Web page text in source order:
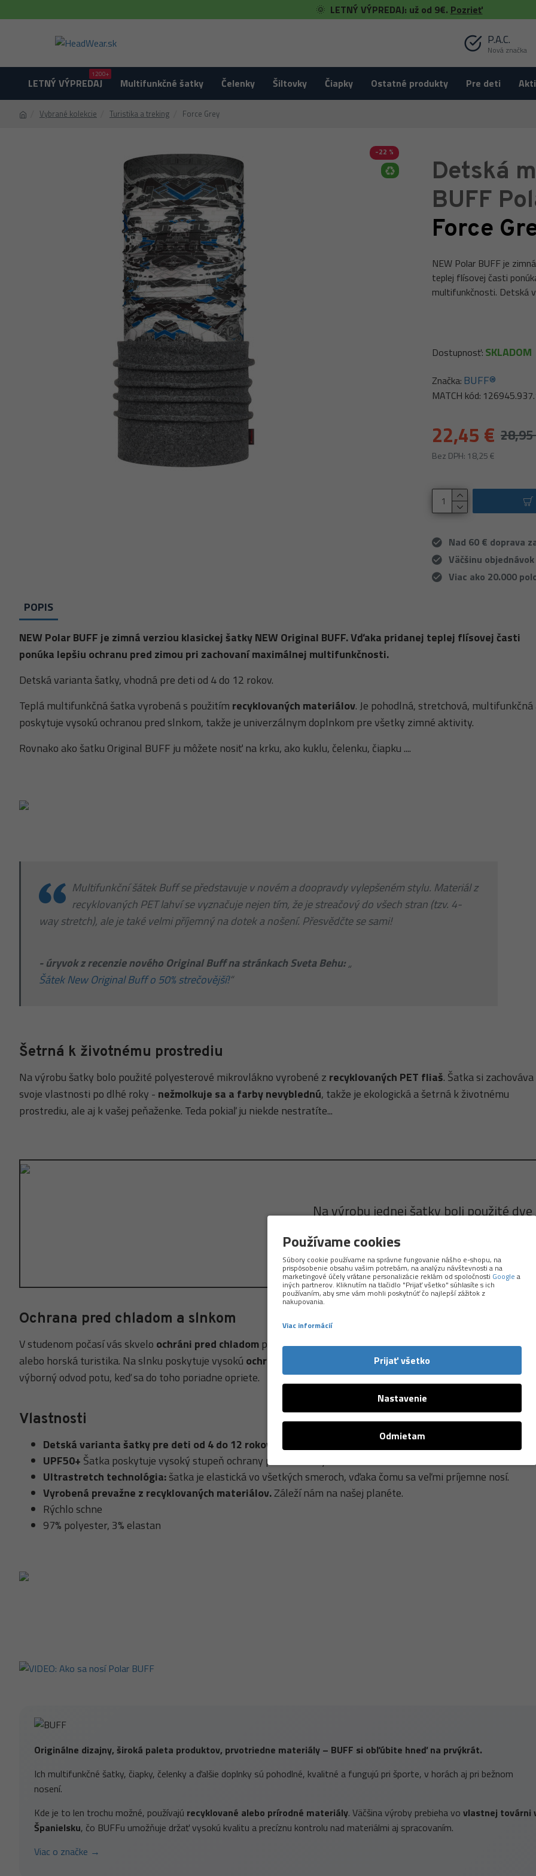
🌞 LETNÝ VÝPREDAJ: už od 9€. Pozrieť
P.A.C.
Nová značka
LETNÝ VÝPREDAJ
1200+
Multifunkčné šatky Čelenky Šiltovky Čiapky Ostatné produkty Pre deti
Vybrané kolekcie Turistika a treking Force Grey
-22 %
Detská
BUFF
Force
NEW Polar BUFF je
teplej flísovej časti
multifunkčnosti. Detská
22,45 €
Bez DPH: 18,25 €
Dostupnosť: SKLADOM
Značka: BUFF®
MATCH kód:
Nad 60 € doprava
Väčšinu
Viac ako 20.000
Originálne dizajny, široká paleta produktov, prvotriedne materiály – BUFF si obľúbite hneď na prvýkrát.
Ich multifunkčné šatky, čiapky, čelenky a ďalšie doplnky sú pohodlné, kvalitné a fungujú pri športe, v horách aj pri bežnom
nosení.
Kde je to len trochu možné, používajú recyklované alebo prírodné materiály. Väčšina výroby prebieha vo vlastnej továrni
Španielsku, čo BUFFu umožňuje držať vysokú kvalitu a precíznu kontrolu nad materiálmi aj spracovaním.
Viac o značke →
POPIS
NEW Polar BUFF je zimná verziou klasickej šatky NEW Original BUFF. Vďaka pridanej teplej flísovej časti
ponúka lepšiu ochranu pred zimou pri zachovaní maximálnej multifunkčnosti.
Detská varianta šatky, vhodná pre deti od 4 do 12 rokov.
Teplá multifunkčná šatka vyrobená s použitím recyklovaných materiálov. Je pohodlná, stretchová, multifunkčná
poskytuje vysokú ochranou pred slnkom, takže je univerzálnym doplnkom pre všetky zimné aktivity.
Rovnako ako šatku Original BUFF ju môžete nosiť na krku, ako kuklu, čelenku, čiapku ....
Multifunkční šátek Buff se představuje v novém a doopravdy vylepšeném stylu. Materiál z
recyklovaných PET lahví se vyznačuje nejen tím, že je streačový do všech stran (tzv. 4-
way stretch), ale je také velmi příjemný na dotek a nošení. Přesvědčte se sami!
- úryvok z recenzie nového Original Buff na stránkach Sveta Behu:„
Šátek New Original Buff o 50% strečovější!“
Šetrná k životnému prostrediu
Na výrobu šatky bolo použité polyesterové mikrovlákno vyrobené z recyklovaných PET fliaš. Šatka si zachováva
svoje vlastnosti po dlhé roky - nežmolkuje sa a farby nevyblednú, takže je ekologická a šetrná k životnému
prostrediu, ale aj k vašej peňaženke. Teda pokiaľ ju niekde nestratíte...
Na výrobu jednej šatky boli použité dve
Ochrana pred chladom a slnkom
V studenom počasí vás skvelo ochráni pred chladompočas intenzívnych aktivít ako je beh, bike, skialpinizmus,
alebo horská turistika. Na slnku poskytuje vysokú ochranu pred škodlivým UV žiarením(UPF 50+) a postará sa o
výborný odvod potu, keď sa do toho poriadne opriete.
Vlastnosti
Detská varianta šatky pre deti od 4 do 12 rokov.
UPF50+ Šatka poskytuje vysoký stupeň ochrany pred škodlivým UV žiarením.
Ultrastretch technológia:šatka je elastická vo všetkých smeroch, vďaka čomu sa veľmi príjemne nosí.
Vyrobená prevažne z recyklovaných materiálov.Záleží nám na našej planéte.
Rýchlo schne
97% polyester, 3% elastan
Používame cookies
Súbory cookie používame na správne fungovanie nášho e-shopu, na
prispôsobenie obsahu vašim potrebám, na analýzu návštevnosti a na
marketingové účely vrátane personalizácie reklám od spoločnosti Google a
iných partnerov. Kliknutím na tlačidlo "Prijať všetko" súhlasíte s ich
používaním, aby sme vám mohli poskytnúť čo najlepší zážitok z
nakupovania.
Viac informácií
Prijať všetko
Nastavenie
Odmietam